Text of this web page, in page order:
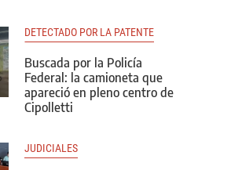
DETECTADO POR LA PATENTE
Buscada por la Policía
Federal: la camioneta que
apareció en pleno centro de
Cipolletti
JUDICIALES